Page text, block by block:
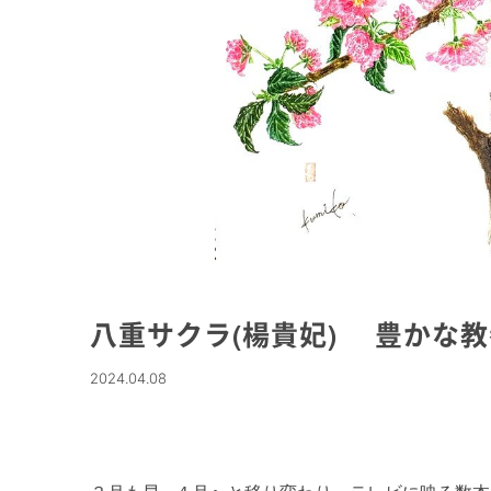
八重サクラ(楊貴妃) 豊かな
2024.04.08